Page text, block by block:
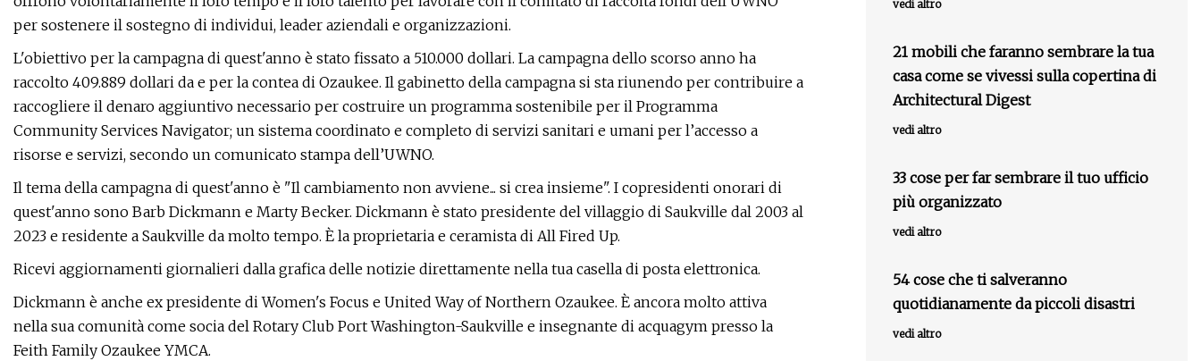
per sostenere il sostegno di individui, leader aziendali e organizzazioni.
L'obiettivo per la campagna di quest'anno è stato fissato a 510.000 dollari. La campagna dello scorso anno ha
raccolto 409.889 dollari da e per la contea di Ozaukee. Il gabinetto della campagna si sta riunendo per contribuire a
raccogliere il denaro aggiuntivo necessario per costruire un programma sostenibile per il Programma
Community Services Navigator; un sistema coordinato e completo di servizi sanitari e umani per l’accesso a
risorse e servizi, secondo un comunicato stampa dell’UWNO.
Il tema della campagna di quest'anno è "Il cambiamento non avviene... si crea insieme". I copresidenti onorari di
quest'anno sono Barb Dickmann e Marty Becker. Dickmann è stato presidente del villaggio di Saukville dal 2003 al
2023 e residente a Saukville da molto tempo. È la proprietaria e ceramista di All Fired Up.
Ricevi aggiornamenti giornalieri dalla grafica delle notizie direttamente nella tua casella di posta elettronica.
Dickmann è anche ex presidente di Women's Focus e United Way of Northern Ozaukee. È ancora molto attiva
nella sua comunità come socia del Rotary Club Port Washington-Saukville e insegnante di acquagym presso la
Feith Family Ozaukee YMCA.
vedi altro
21 mobili che faranno sembrare la tua
casa come se vivessi sulla copertina di
Architectural Digest
vedi altro
33 cose per far sembrare il tuo ufficio
più organizzato
vedi altro
54 cose che ti salveranno
quotidianamente da piccoli disastri
vedi altro